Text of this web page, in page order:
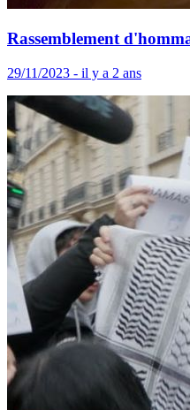
Rassemblement
29/11/2023 - il y a 2 ans